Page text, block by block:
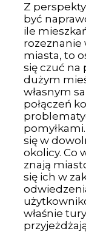
Z
być
ile
rozeznanie
miasta, to
się czuć
dużym
własnym
połączeń
się w
okolicy. Co
znają
się ich w
właśnie